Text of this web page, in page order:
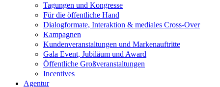
Tagungen und Kongresse
Für die öffentliche Hand
Dialogformate, Interaktion & mediales Cross-Over
Kampagnen
Kundenveranstaltungen und Markenauftritte
Gala Event, Jubiläum und Award
Öffentliche Großveranstaltungen
Incentives
Agentur